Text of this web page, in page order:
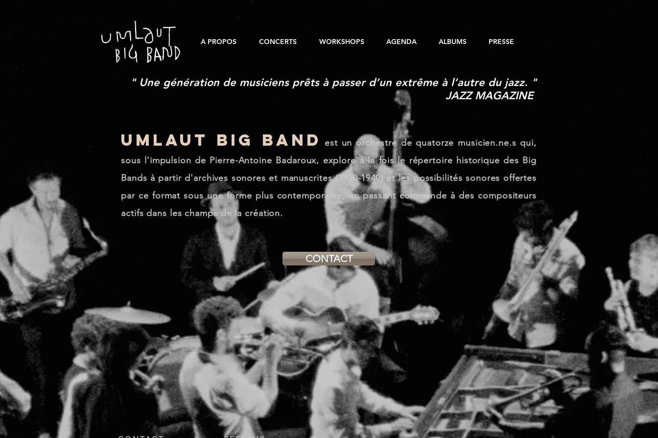
A PROPOS CONCERTS WORKSHOPS AGENDA ALBUMS PRESSE
" Une génération de musiciens prêts à passer d’un extrême à l’autre du jazz. "
JAZZ MAGAZINE
umlaut big band
est un orchestre de quatorze musicien.ne.s qui,
sous l'impulsion de Pierre-Antoine Badaroux, explore à la fois le répertoire historique des Big
Bands à partir d'archives sonores et manuscrites (1920-1940) et les possibilités sonores offertes
par ce format sous une forme plus contemporaine, en passant commande à des compositeurs
actifs dans les champs de la création.
CONTACT